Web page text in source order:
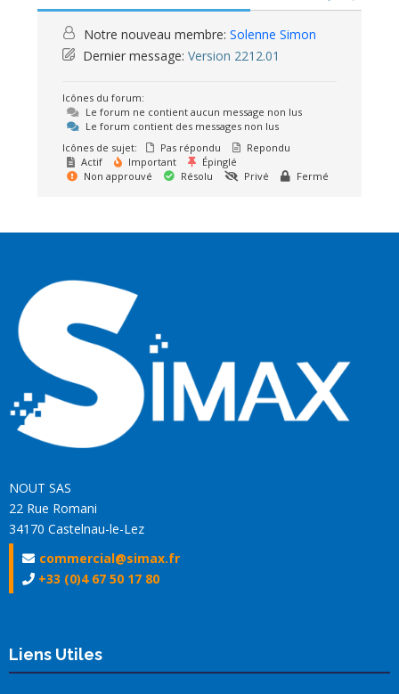
Notre nouveau membre:Solenne Simon
Dernier message:Version 2212.01
Icônes du forum:
Le forum ne contient aucun message non lus
Le forum contient des messages non lus
Icônes de sujet:
Pas répondu
Repondu
Actif
Important
Épinglé
Non approuvé
Résolu Privé Fermé
NOUT SAS
22 Rue Romani
34170 Castelnau-le-Lez
commercial@simax.fr
+33 (0)4 67 50 17 80
Liens Utiles